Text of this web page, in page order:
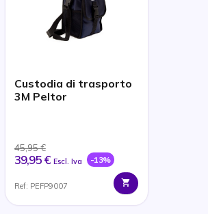
Custodia di trasporto
3M Peltor
45,95 €
39,95 € Escl. Iva -13%
Ref: PEFP9007